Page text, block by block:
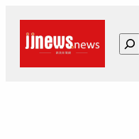
搜
尋